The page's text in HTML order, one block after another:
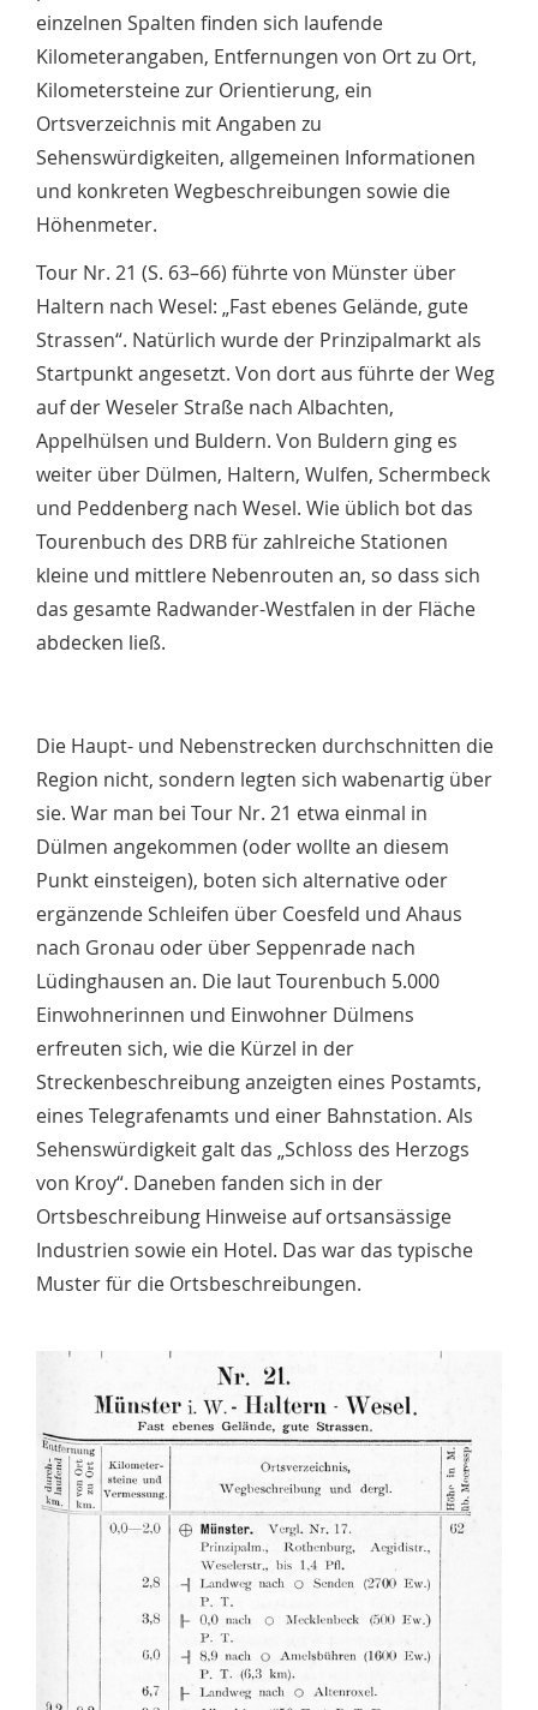
einzelnen Spalten finden sich laufende
Kilometerangaben, Entfernungen von Ort zu Ort,
Kilometersteine zur Orientierung, ein
Ortsverzeichnis mit Angaben zu
Sehenswürdigkeiten, allgemeinen Informationen
und konkreten Wegbeschreibungen sowie die
Höhenmeter.
Tour Nr. 21 (S. 63–66) führte von Münster über
Haltern nach Wesel: „Fast ebenes Gelände, gute
Strassen“. Natürlich wurde der Prinzipalmarkt als
Startpunkt angesetzt. Von dort aus führte der Weg
auf der Weseler Straße nach Albachten,
Appelhülsen und Buldern. Von Buldern ging es
weiter über Dülmen, Haltern, Wulfen, Schermbeck
und Peddenberg nach Wesel. Wie üblich bot das
Tourenbuch des DRB für zahlreiche Stationen
kleine und mittlere Nebenrouten an, so dass sich
das gesamte Radwander-Westfalen in der Fläche
abdecken ließ.
Die Haupt- und Nebenstrecken durchschnitten die
Region nicht, sondern legten sich wabenartig über
sie. War man bei Tour Nr. 21 etwa einmal in
Dülmen angekommen (oder wollte an diesem
Punkt einsteigen), boten sich alternative oder
ergänzende Schleifen über Coesfeld und Ahaus
nach Gronau oder über Seppenrade nach
Lüdinghausen an. Die laut Tourenbuch 5.000
Einwohnerinnen und Einwohner Dülmens
erfreuten sich, wie die Kürzel in der
Streckenbeschreibung anzeigten eines Postamts,
eines Telegrafenamts und einer Bahnstation. Als
Sehenswürdigkeit galt das „Schloss des Herzogs
von Kroy“. Daneben fanden sich in der
Ortsbeschreibung Hinweise auf ortsansässige
Industrien sowie ein Hotel. Das war das typische
Muster für die Ortsbeschreibungen.